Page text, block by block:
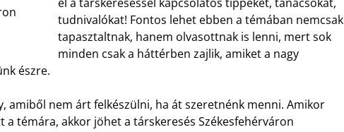
tudnivalókat! Fontos lehet ebben a témában nemcsak
tapasztaltnak, hanem olvasottnak is lenni, mert sok
minden csak a háttérben zajlik, amiket a nagy
észre.
amiből nem árt felkészülni, ha át szeretnénk menni. Amikor
témára, akkor jöhet a társkeresés Székesfehérváron